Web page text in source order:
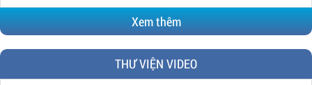
Xem thêm
THƯ VIỆN VIDEO